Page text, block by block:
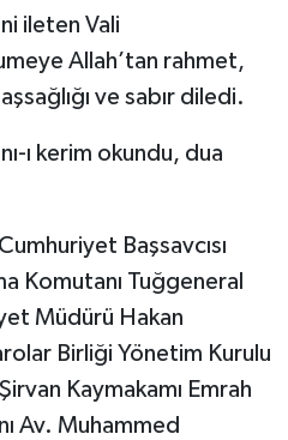
ileten Vali
Allah’tan rahmet,
ve sabır diledi.
ı kerim okundu, dua
Başsavcısı
Komutanı Tuğgeneral
Müdürü Hakan
Birliği Yönetim Kurulu
Kaymakamı Emrah
Av. Muhammed